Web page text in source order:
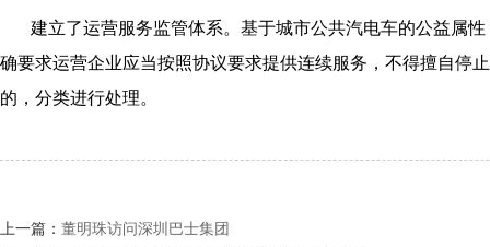
建立了运营服务监管体系。基于城市公共汽电车的公益属
确要求运营企业应当按照协议要求提供连续服务，不得擅自停
的，分类进行处理。
上一篇： 董明珠访问深圳巴士集团